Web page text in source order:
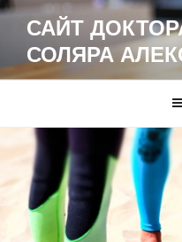
Перейти
содержимому
САЙТ
СОЛЯРА